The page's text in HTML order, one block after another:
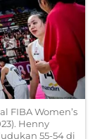
FIBA Women’s
Henny
55-54 di